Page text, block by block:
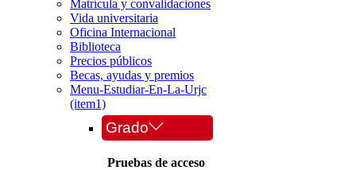
Matrícula y convalidaciones
Vida universitaria
Oficina Internacional
Biblioteca
Precios públicos
Becas, ayudas y premios
Menu-Estudiar-En-La-Urjc
(item1)
Grado
Pruebas de acceso